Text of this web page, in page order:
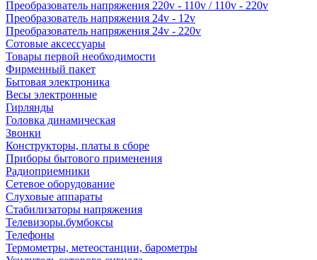
Преобразователь напряжения 220v - 110v / 110v - 220v
Преобразователь напряжения 24v - 12v
Преобразователь напряжения 24v - 220v
Сотовые аксессуары
Товары первой необходимости
Фирменный пакет
Бытовая электроника
Весы электронные
Гирлянды
Головка динамическая
Звонки
Конструкторы, платы в сборе
Приборы бытового применения
Радиоприемники
Сетевое оборудование
Слуховые аппараты
Стабилизаторы напряжения
Телевизоры.бумбоксы
Телефоны
Термометры, метеостанции, барометры